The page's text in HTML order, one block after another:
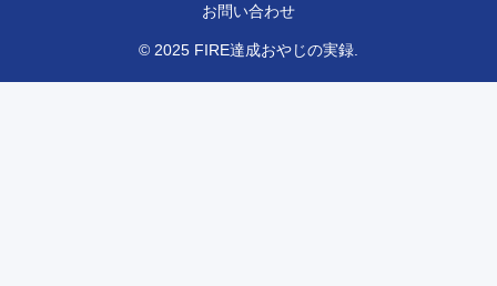
お問い合わせ
© 2025 FIRE達成おやじの実録.